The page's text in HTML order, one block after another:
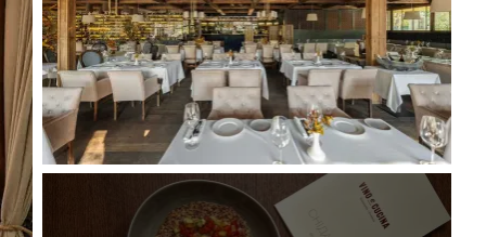
на
пам’ять
Практичні поради
Повітряна тривога
Карта укриттів
Метро Києва
Корисні застосунки для
туристів
Правила в’їзду до України
Вт11
17° — 34°
Ср12
15° — 25°